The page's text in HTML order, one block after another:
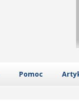
Pomoc